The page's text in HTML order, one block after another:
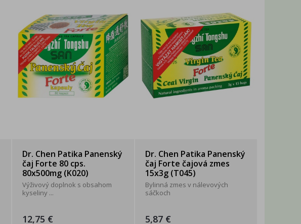
Dr. Chen Patika Panenský
čaj Forte 80 cps.
80x500mg (K020)
Výživový doplnok s obsahom
kyseliny ...
12,75 €
Dr. Chen Patika Panenský
čaj Forte čajová zmes
15x3g (T045)
Bylinná zmes v nálevových
sáčkoch
5,87 €